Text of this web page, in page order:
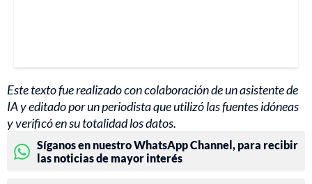
Este texto fue realizado con colaboración de un asistente de
IA y editado por un periodista que utilizó las fuentes idóneas
y verificó en su totalidad los datos.
Síganos en nuestro WhatsApp Channel, para recibir
las noticias de mayor interés